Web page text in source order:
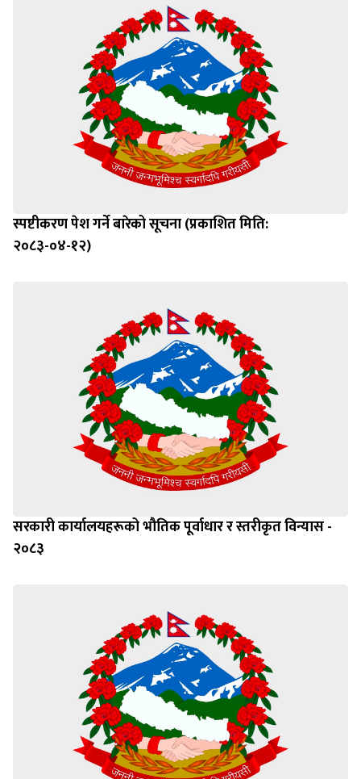
स्पष्टीकरण पेश गर्ने बारेको सूचना (प्रकाशित मिति:
२०८३-०४-१२)
सरकारी कार्यालयहरूको भौतिक पूर्वाधार र स्तरीकृत विन्यास -
२०८३